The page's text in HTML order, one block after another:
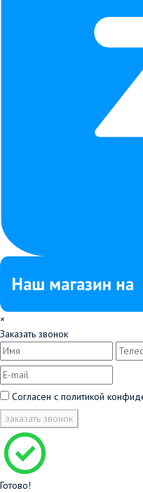
×
Заказать звонок
Согласен с политикой
заказать звонок
Готово!